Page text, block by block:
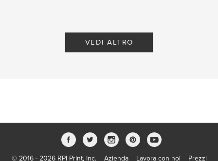
VEDI ALTRO
© 2016 - 2026 RPI Print, Inc. Azienda Lavora con noi Prezzi